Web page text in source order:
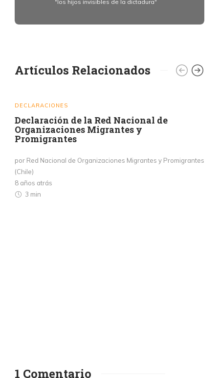
"los hijos invisibles de la dictadura"
Artículos Relacionados
DECLARACIONES
Declaración de la Red Nacional de
Organizaciones Migrantes y
Promigrantes
por Red Nacional de Organizaciones Migrantes y Promigrantes
(Chile)
8 años atrás
3 min
1 Comentario